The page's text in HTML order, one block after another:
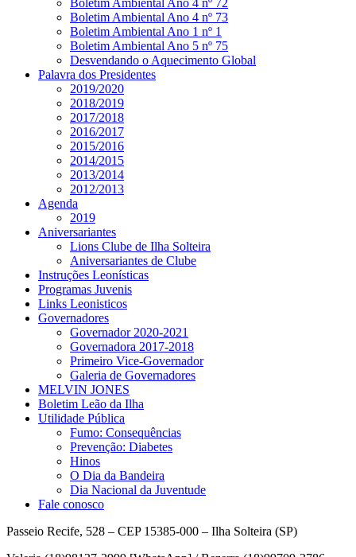
Boletim Ambiental Ano 4 nº 73
Boletim Ambiental Ano 1 nº 1
Boletim Ambiental Ano 5 nº 75
Desvendando o Aquecimento Global
Palavra dos Presidentes
2019/2020
2018/2019
2017/2018
2016/2017
2015/2016
2014/2015
2013/2014
2012/2013
Agenda
2019
Aniversariantes
Lions Clube de Ilha Solteira
Aniversariantes de Clube
Instruções Leonísticas
Programas Juvenis
Links Leonisticos
Governadores
Governador 2020-2021
Governadora 2017-2018
Primeiro Vice-Governador
Galeria de Governadores
MELVIN JONES
Boletim Leão da Ilha
Utilidade Pública
Fumo: Consequências
Prevenção: Diabetes
Hinos
O Dia da Bandeira
Dia Nacional da Juventude
Fale conosco
Passeio Recife, 528 – CEP 15385-000 – Ilha Solteira (SP)